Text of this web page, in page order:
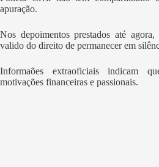
apuração.
Nos depoimentos prestados até
valido do direito de permanecer em
Informaões extraoficiais indicam
motivações financeiras e passionais.